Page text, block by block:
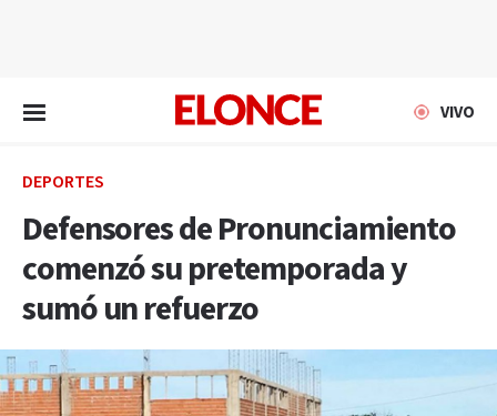
VIVO
DEPORTES
Defensores de Pronunciamiento
comenzó su pretemporada y
sumó un refuerzo